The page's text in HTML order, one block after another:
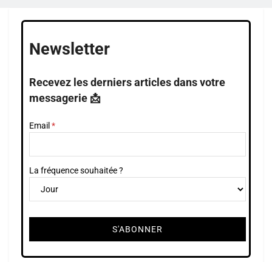
Newsletter
Recevez les derniers articles dans votre
messagerie 📩
Email
La fréquence souhaitée ?